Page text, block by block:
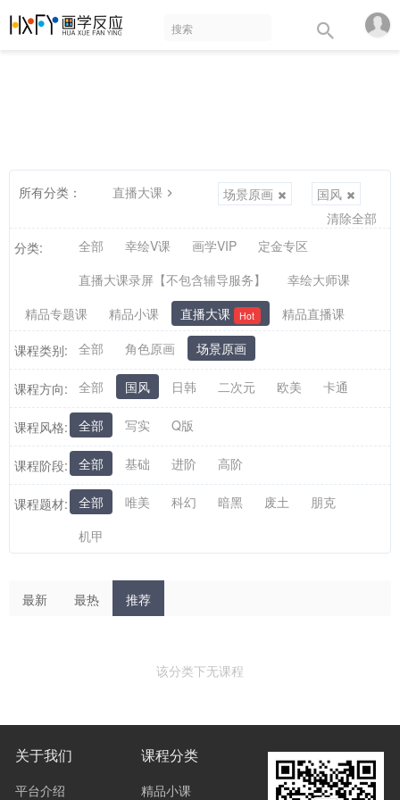
所有分类： 直播大课 场景原画
国风
清除全部
分类:
全部 幸绘V课 画学VIP
定金专区
直播大课录屏【不包含辅导服务】
幸绘大师课
精品专题课
精品小课 直播大课 Hot 精品直播课
课程类别: 全部 角色原画 场景原画
课程方向: 全部 国风 日韩 二次元 欧美 卡通
课程风格: 全部 写实 Q版
课程阶段: 全部 基础 进阶 高阶
课程题材: 全部 唯美 科幻 暗黑 废土
朋克
机甲
最新 最热 推荐
该分类下无课程
关于我们
平台介绍
课程分类
精品小课